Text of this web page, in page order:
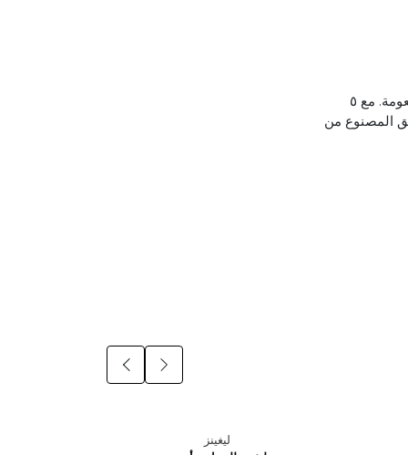
اكتشفي ليغينز FareFlow – المصمم ليجذب الأنظار مع ألوانه الجريئة وقماشه الفائق النعومة. مع ٥
المصنوع من
ليغينز